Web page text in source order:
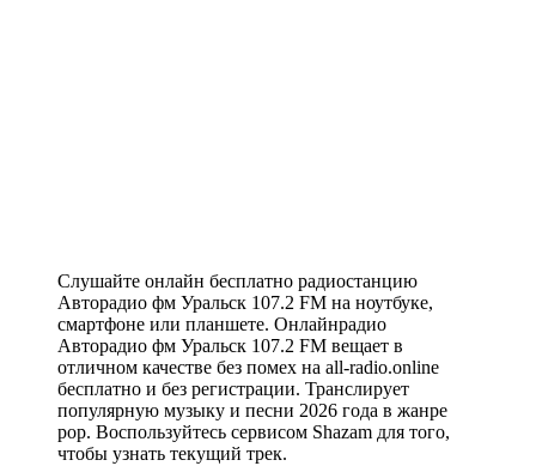
Слушайте онлайн бесплатно радиостанцию
Авторадио фм Уральск 107.2 FM на ноутбуке,
смартфоне или планшете. Онлайнрадио
Авторадио фм Уральск 107.2 FM вещает в
отличном качестве без помех на all-radio.online
бесплатно и без регистрации. Транслирует
популярную музыку и песни 2026 года в жанре
pop. Воспользуйтесь сервисом Shazam для того,
чтобы узнать текущий трек.